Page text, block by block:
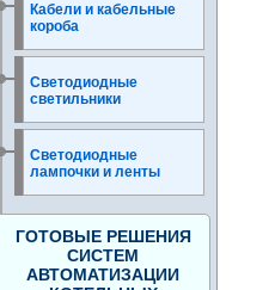
Кабели и кабельные
короба
Светодиодные
светильники
Светодиодные
лампочки и ленты
ГОТОВЫЕ РЕШЕНИЯ
СИСТЕМ
АВТОМАТИЗАЦИИ